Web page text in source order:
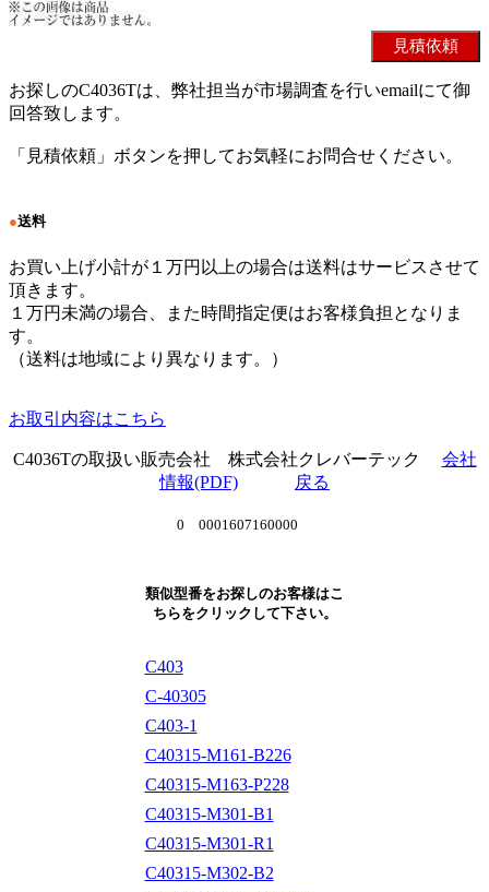
お探しのC4036Tは、弊社担当が市場調査を行いemailにて御
回答致します。
「見積依頼」ボタンを押してお気軽にお問合せください。
●送料
お買い上げ小計が１万円以上の場合は送料はサービスさせて
頂きます。
１万円未満の場合、また時間指定便はお客様負担となりま
す。
（送料は地域により異なります。）
お取引内容はこちら
C4036Tの取扱い販売会社 株式会社クレバーテック 会社
情報(PDF)
戻る
0 0001607160000
類似型番をお探しのお客様はこ
ちらをクリックして下さい。
C403
C-40305
C403-1
C40315-M161-B226
C40315-M163-P228
C40315-M301-B1
C40315-M301-R1
C40315-M302-B2